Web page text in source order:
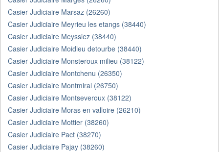
Casier Judiciaire Marsaz (26260)
Casier Judiciaire Meyrieu les etangs (38440)
Casier Judiciaire Meyssiez (38440)
Casier Judiciaire Moidieu detourbe (38440)
Casier Judiciaire Monsteroux milieu (38122)
Casier Judiciaire Montchenu (26350)
Casier Judiciaire Montmiral (26750)
Casier Judiciaire Montseveroux (38122)
Casier Judiciaire Moras en valloire (26210)
Casier Judiciaire Mottier (38260)
Casier Judiciaire Pact (38270)
Casier Judiciaire Pajay (38260)